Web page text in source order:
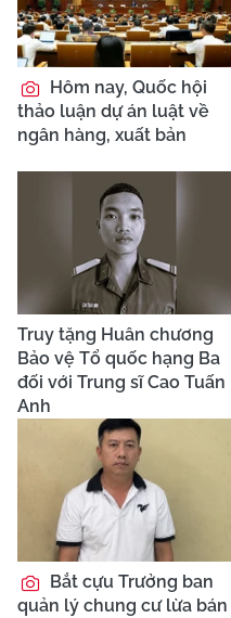
Hôm nay, Quốc hội
thảo luận dự án luật về
ngân hàng, xuất bản
Truy tặng Huân chương
Bảo vệ Tổ quốc hạng Ba
đối với Trung sĩ Cao Tuấn
Anh
Bắt cựu Trưởng ban
quản lý chung cư lừa bán